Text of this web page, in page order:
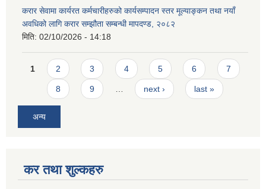
करार सेवामा कार्यरत कर्मचारीहरुको कार्यसम्पादन स्तर मूल्याङ्कन तथा नयाँ
अवधिको लागि करार सम्झौता सम्बन्धी मापदण्ड, २०८२
मिति: 02/10/2026 - 14:18
Pages
1 2 3 4 5 6 7
8 9 … next › last »
अन्य
कर तथा शुल्कहरु